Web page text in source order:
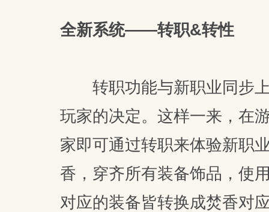
全新系统——转职&转性
转职功能与新职业同步上
玩家的决定。这样一来，在
家即可通过转职来体验新职
香，穿齐所有装备饰品，使
对应的装备皆转换成焚香对